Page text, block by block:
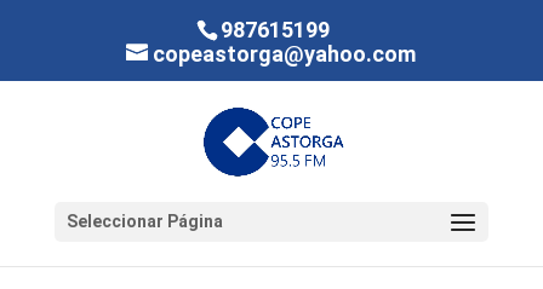
987615199
copeastorga@yahoo.com
Seleccionar Página